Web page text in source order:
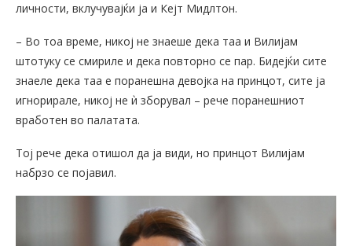
личности, вклучувајќи ја и Кејт Мидлтон.
– Во тоа време, никој не знаеше дека таа и Вилијам
штотуку се смириле и дека повторно се пар. Бидејќи сите
знаеле дека таа е поранешна девојка на принцот, сите ја
игнорирале, никој не ѝ зборувал – рече поранешниот
вработен во палатата.
Тој рече дека отишол да ја види, но принцот Вилијам
набрзо се појавил.